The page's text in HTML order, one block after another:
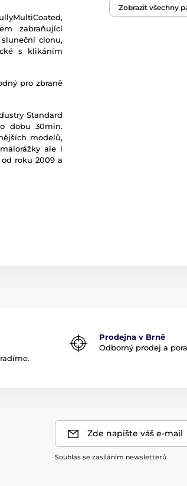
zabraňující
clonu,
s klikáním
pro zbraně
Standard
dobu 30min.
modelů,
ale i
roku 2009 a
ED Glass
Průměr objektivu
Vnější průměr
Zobrazit všechny